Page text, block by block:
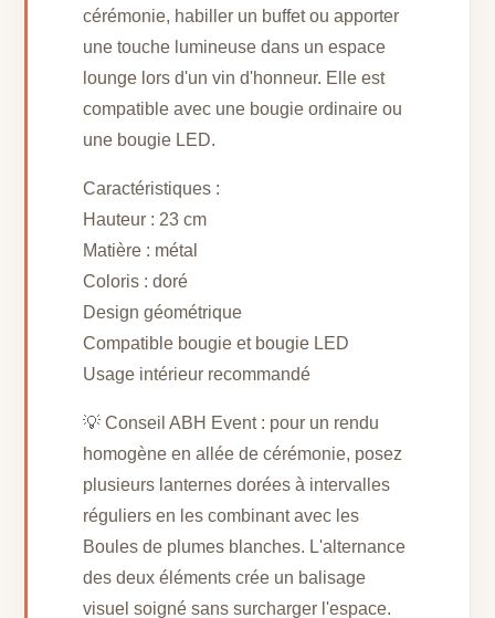
cérémonie, habiller un buffet ou apporter
une touche lumineuse dans un espace
lounge lors d'un vin d'honneur. Elle est
compatible avec une bougie ordinaire ou
une bougie LED.
Caractéristiques :
Hauteur : 23 cm
Matière : métal
Coloris : doré
Design géométrique
Compatible bougie et bougie LED
Usage intérieur recommandé
💡 Conseil ABH Event : pour un rendu
homogène en allée de cérémonie, posez
plusieurs lanternes dorées à intervalles
réguliers en les combinant avec les
Boules de plumes blanches. L'alternance
des deux éléments crée un balisage
visuel soigné sans surcharger l'espace.